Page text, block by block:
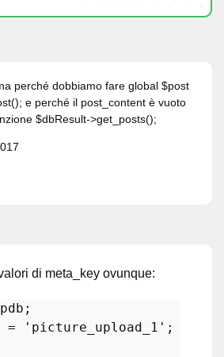
perché dobbiamo fare global $post
e perché il post_content è vuoto
$dbResult->get_posts();
di meta_key ovunque:
= 'picture_upload_1' ;